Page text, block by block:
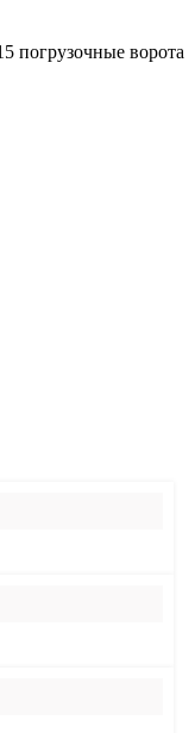
погрузочные ворота